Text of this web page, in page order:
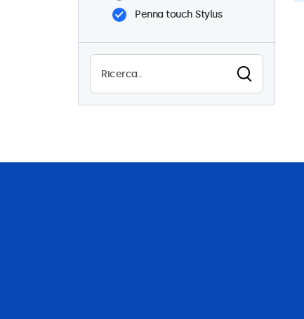
Penna touch Stylus